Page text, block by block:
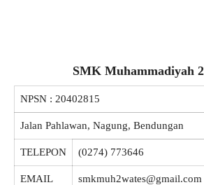
SMK Muhammadiyah
NPSN : 20402815
Jalan Pahlawan, Nagung, Bendungan
TELEPON (0274) 773646
EMAIL smkmuh2wates@gmail.com